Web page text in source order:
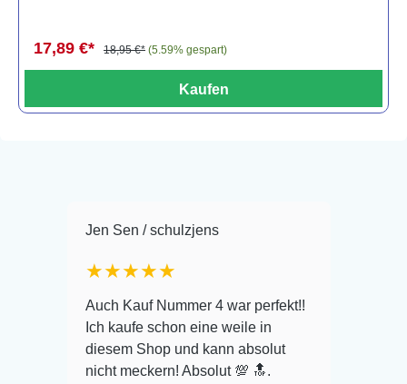
17,89 €* 18,95 €* (5.59% gespart)
Kaufen
Aestivus)
bei mir
Jen Sen / schulzjens
★★★★★
Auch Kauf Nummer 4 war perfekt!!
Ich kaufe schon eine weile in
diesem Shop und kann absolut
nicht meckern! Absolut 💯 🔝.